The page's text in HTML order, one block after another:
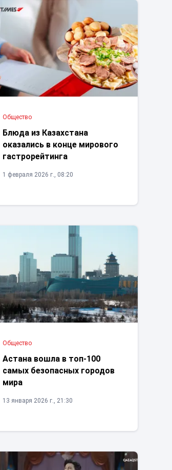
Общество
Блюда из Казахстана
оказались в конце мирового
гастрорейтинга
1 февраля 2026 г., 08:20
Общество
Астана вошла в топ-100
самых безопасных городов
мира
13 января 2026 г., 21:30